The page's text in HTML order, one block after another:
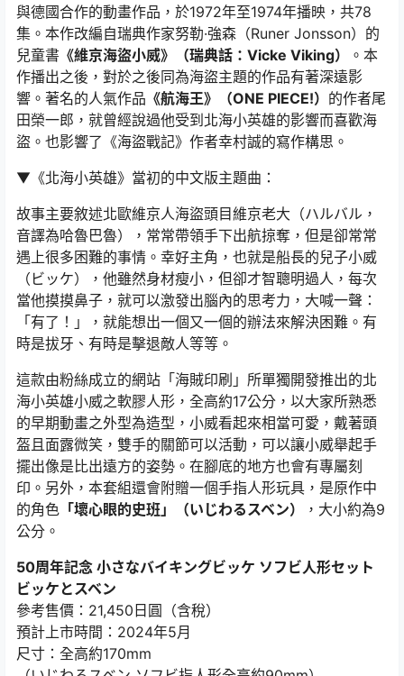
與德國合作的動畫作品，於1972年至1974年播映，共78
集。本作改編自瑞典作家努勒·強森（Runer Jonsson）的
兒童書 《維京海盜小威》（瑞典話：Vicke Viking）
。本
作播出之後，對於之後同為海盜主題的作品有著深遠影
響。著名的人氣作品 《航海王》（ONE PIECE!） 的作者尾
田榮一郎，就曾經說過他受到北海小英雄的影響而喜歡海
盜。也影響了《海盜戰記》作者幸村誠的寫作構思。
▼《北海小英雄》當初的中文版主題曲：
故事主要敘述北歐維京人海盜頭目維京老大（ハルバル，
音譯為哈魯巴魯），常常帶領手下出航掠奪，但是卻常常
遇上很多困難的事情。幸好主角，也就是船長的兒子小威
（ビッケ），他雖然身材瘦小，但卻才智聰明過人，每次
當他摸摸鼻子，就可以激發出腦內的思考力，大喊一聲：
「有了！」，就能想出一個又一個的辦法來解決困難。有
時是拔牙、有時是擊退敵人等等。
這款由粉絲成立的網站「海賊印刷」所單獨開發推出的北
海小英雄小威之軟膠人形，全高約17公分，以大家所熟悉
的早期動畫之外型為造型，小威看起來相當可愛，戴著頭
盔且面露微笑，雙手的關節可以活動，可以讓小威舉起手
擺出像是比出遠方的姿勢。在腳底的地方也會有專屬刻
印。另外，本套組還會附贈一個手指人形玩具，是原作中
的角色 「壞心眼的史班」（いじわるスベン）
，大小約為9
公分。
50周年記念 小さなバイキングビッケ ソフビ人形セット
ビッケとスベン
參考售價：21,450日圓（含稅）
預計上市時間：2024年5月
尺寸：全高約170mm